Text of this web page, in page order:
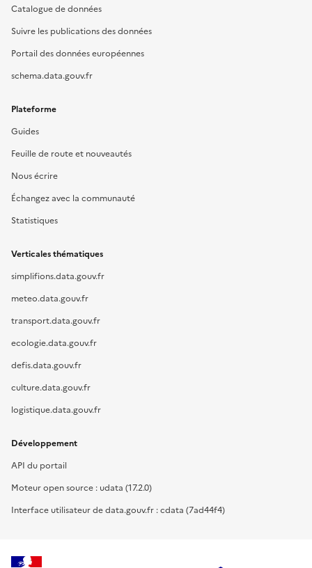
Catalogue de données
Suivre les publications des données
Portail des données européennes
schema.data.gouv.fr
Plateforme
Guides
Feuille de route et nouveautés
Nous écrire
Échangez avec la communauté
Statistiques
Verticales thématiques
simplifions.data.gouv.fr
meteo.data.gouv.fr
transport.data.gouv.fr
ecologie.data.gouv.fr
defis.data.gouv.fr
culture.data.gouv.fr
logistique.data.gouv.fr
Développement
API du portail
Moteur open source : udata (17.2.0)
Interface utilisateur de data.gouv.fr : cdata (7ad44f4)